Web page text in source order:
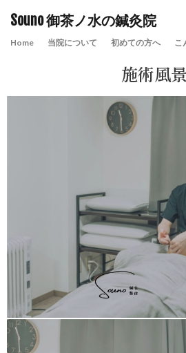
Souno 御茶ノ水の鍼灸院
Home 当院について 初めての方へ こ
施術風景